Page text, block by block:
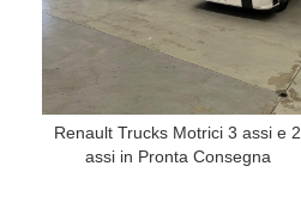
Renault Trucks Motrici 3 assi e 2
assi in Pronta Consegna